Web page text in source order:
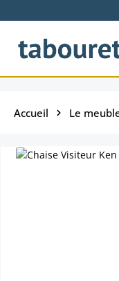
Passer au contenu
Accueil Le